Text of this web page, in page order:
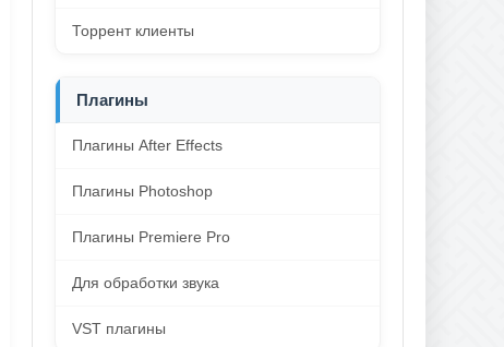
Торрент клиенты
Плагины
Плагины After Effects
Плагины Photoshop
Плагины Premiere Pro
Для обработки звука
VST плагины